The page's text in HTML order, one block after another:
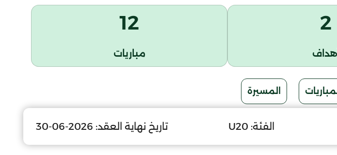
2
12
مباريات
المسيرة
الفئة: U20 تاريخ نهاية العقد: 2026-06-30